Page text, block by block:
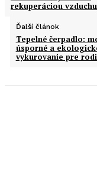
rekuperáciou vzduchu
Ďalší článok
Tepelné čerpadlo:
úsporné a
vykurovanie pre